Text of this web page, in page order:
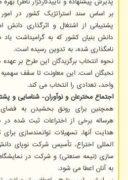
بر اساس سند استراتژیک کشور در
پشتیبانی از اشتغال و اثرگذاری
دانش بنیان کشور که به گرامیداشت
نامگذاری شده، به تدوین رسیده است.
نحوه انتخاب برگزیدگان این طرح بر عهده
نخبگان است. این معاونت تا سقف سهمیه
واحد، تعدادی را انتخاب می کند.
اجتماع مخترعان و نوآوران- شناسایی و
همچنین برای رونق بخشیدن به فضای
هرساله برخی از اختراعات ثبت شده
هدایت آنها، تسهیلات توانمندسازی
المللی اختراع، تأسیس شرکت نوپای
سازی (نیمه صنعتی) و شرکت در
به آنان اعطا می شود.